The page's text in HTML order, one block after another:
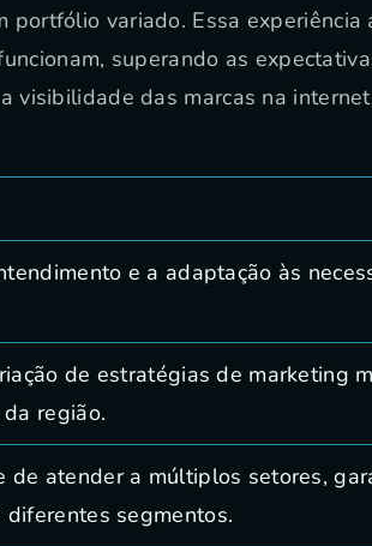
portfólio variado. Essa experiência
superando as
visibilidade das marcas na
e a adaptação às
de estratégias de marketing
região.
de atender a múltiplos setores,
segmentos.